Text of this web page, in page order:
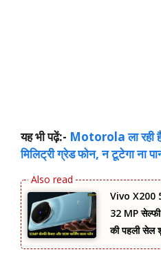
यह भी पढ़ें:- Motorola ला रही
मिलिट्री ग्रेड फोन, न टूटेगा ना
Vivo X200
32 MP सेल्फी
की पहली